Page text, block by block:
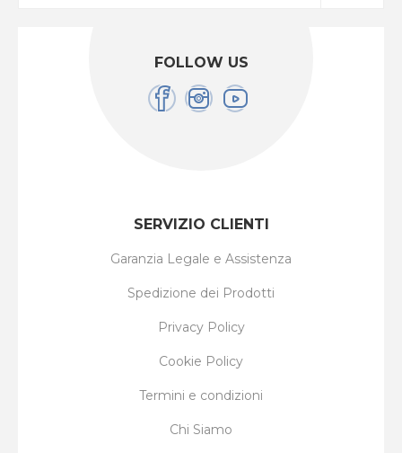
FOLLOW US
SERVIZIO CLIENTI
Garanzia Legale e Assistenza
Spedizione dei Prodotti
Privacy Policy
Cookie Policy
Termini e condizioni
Chi Siamo